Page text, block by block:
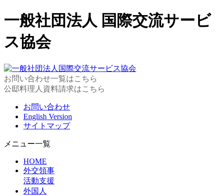
一般社団法人 国際交流サービ
ス協会
お問い合わせ一覧はこちら
公邸料理人資料請求はこちら
お問い合わせ
English Version
サイトマップ
メニュー一覧
HOME
外交領事
活動支援
外国人